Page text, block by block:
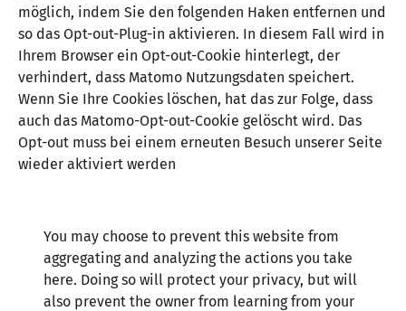
möglich, indem Sie den folgenden Haken entfernen und
so das Opt-out-Plug-in aktivieren. In diesem Fall wird in
Ihrem Browser ein Opt-out-Cookie hinterlegt, der
verhindert, dass Matomo Nutzungsdaten speichert.
Wenn Sie Ihre Cookies löschen, hat das zur Folge, dass
auch das Matomo-Opt-out-Cookie gelöscht wird. Das
Opt-out muss bei einem erneuten Besuch unserer Seite
wieder aktiviert werden
You may choose to prevent this website from
aggregating and analyzing the actions you take
here. Doing so will protect your privacy, but will
also prevent the owner from learning from your